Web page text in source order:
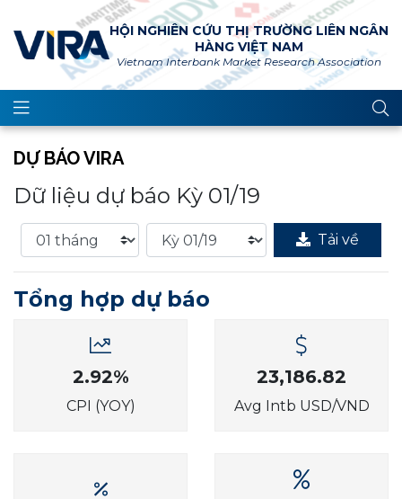
HỘI NGHIÊN CỨU THỊ TRƯỜNG LIÊN NGÂN
HÀNG VIỆT NAM
Vietnam Interbank Market Research Association
DỰ BÁO VIRA
Dữ liệu dự báo Kỳ 01/19
Tải về
Tổng hợp dự báo
2.92%
CPI (YOY)
23,186.82
Avg Intb USD/VND